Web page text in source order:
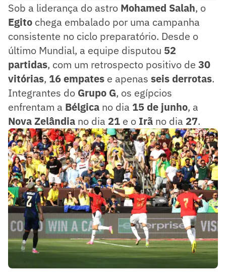
Sob a liderança do astro Mohamed Salah, o
Egito chega embalado por uma campanha
consistente no ciclo preparatório. Desde o
último Mundial, a equipe disputou 52
partidas, com um retrospecto positivo de 30
vitórias, 16 empates e apenas seis derrotas.
Integrantes do Grupo G, os egípcios
enfrentam a Bélgica no dia 15 de junho, a
Nova Zelândia no dia 21 e o Irã no dia 27.